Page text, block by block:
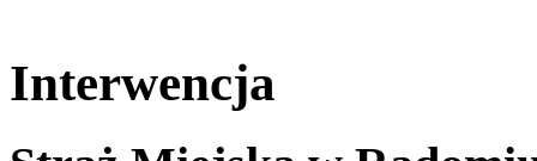
Interwencja